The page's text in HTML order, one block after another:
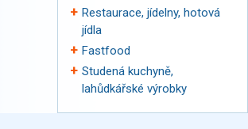
Restaurace, jídelny, hotová
jídla
Fastfood
Studená kuchyně,
lahůdkářské výrobky